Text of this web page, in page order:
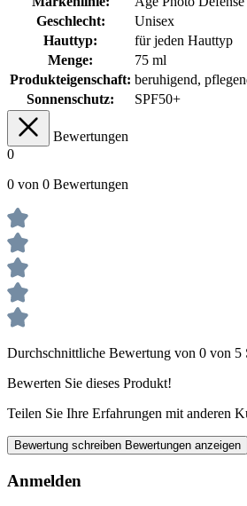
Geschlecht:
Unisex
Hauttyp:
für jeden Hauttyp
Menge:
75 ml
Produkteigenschaft: beruhigend,
Sonnenschutz:
SPF50+
Bewertungen
0
0 von 0 Bewertungen
Durchschnittliche Bewertung von 0 von 5
Bewerten Sie dieses Produkt!
Teilen Sie Ihre Erfahrungen mit anderen
Bewertung schreiben Bewertungen anzeigen
Anmelden